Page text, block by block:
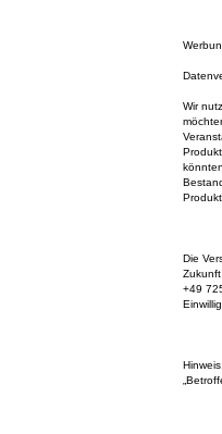
Wir
Die
+49